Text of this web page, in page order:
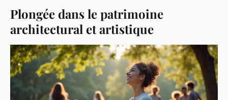
Plongée dans le patrimoine
architectural et artistique